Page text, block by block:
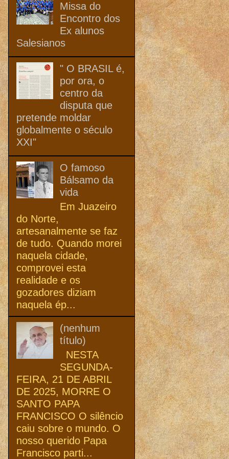
Missa do
Encontro dos
Ex alunos
Salesianos
" O BRASIL é,
por ora, o
centro da
disputa que
pretende moldar
globalmente o século
XXI"
O famoso
Bálsamo da
vida
Em Juazeiro
do Norte,
artesanalmente se faz
de tudo. Quando morei
naquela cidade,
comprovei esta
realidade e os
gozadores diziam
naquela ép...
(nenhum
título)
NESTA
SEGUNDA-
FEIRA, 21 DE ABRIL
DE 2025, MORRE O
SANTO PAPA
FRANCISCO O silêncio
caiu sobre o mundo. O
nosso querido Papa
Francisco parti...